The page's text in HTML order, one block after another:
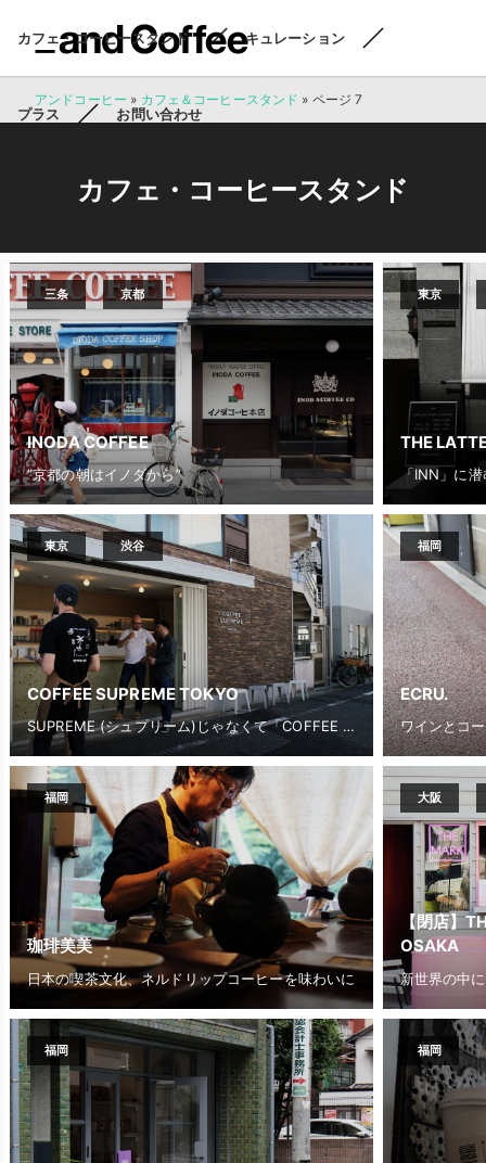
カフェ・コーヒースタンド キュレーション
プラス お問い合わせ
アンドコーヒー » カフェ＆コーヒースタンド » ページ 7
カフェ・コーヒースタンド
三条 京都
INODA COFFEE
”京都の朝はイノダから”
東京
THE
「INN」に
東京 渋谷
COFFEE SUPREME TOKYO
SUPREME (シュプリーム)じゃなくて「COFFEE SUPREME (コーヒー スープリーム)」
福岡
ECRU.
ワインとコ
福岡
珈琲美美
日本の喫茶文化、ネルドリップコーヒーを味わいに
大阪
【閉店】
OSAKA
新世界の中
福岡 福岡